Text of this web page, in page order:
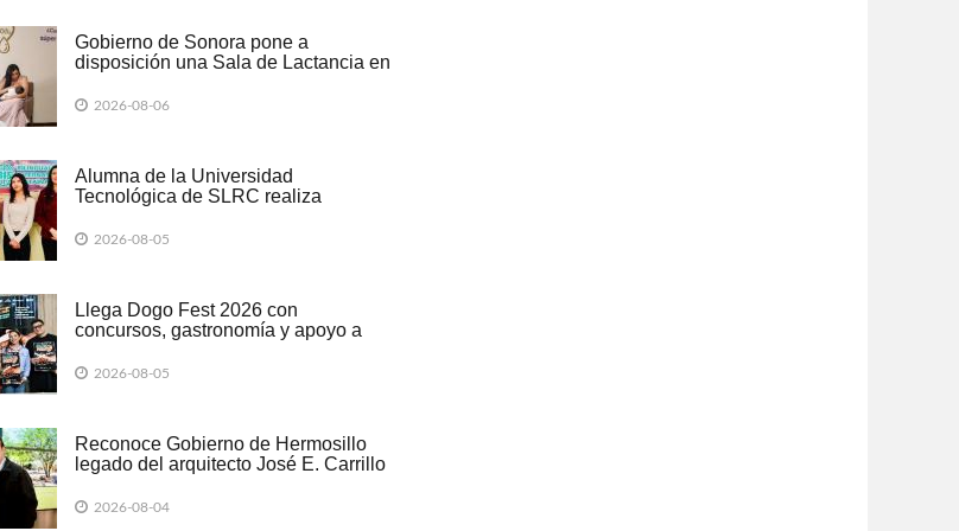
Gobierno de Sonora pone a
disposición una Sala de Lactancia en
2026-08-06
Alumna de la Universidad
Tecnológica de SLRC realiza
2026-08-05
Llega Dogo Fest 2026 con
concursos, gastronomía y apoyo a
2026-08-05
Reconoce Gobierno de Hermosillo
legado del arquitecto José E. Carrillo
2026-08-04